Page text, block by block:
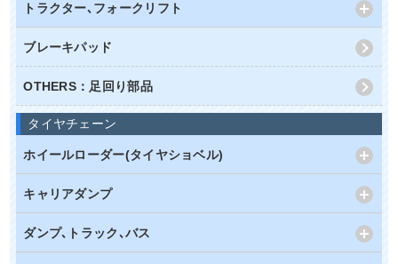
トラクター､フォークリフト
ブレーキパッド
OTHERS：足回り部品
タイヤチェーン
ホイールローダー(タイヤショベル)
キャリアダンプ
ダンプ､トラック､バス